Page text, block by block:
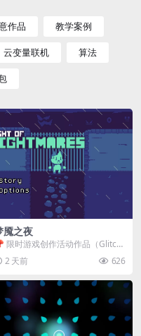
作品 教学案例
云变量联机 算法
魇之夜
限时游戏创作活动作品（Glitch
Jam） 📖 故事背景 怪物四...
2 天前 626